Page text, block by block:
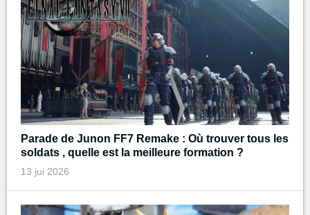
Parade de Junon FF7 Remake : Où trouver tous les
soldats , quelle est la meilleure formation ?
13 jui 2026